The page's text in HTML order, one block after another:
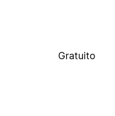
Gratuito